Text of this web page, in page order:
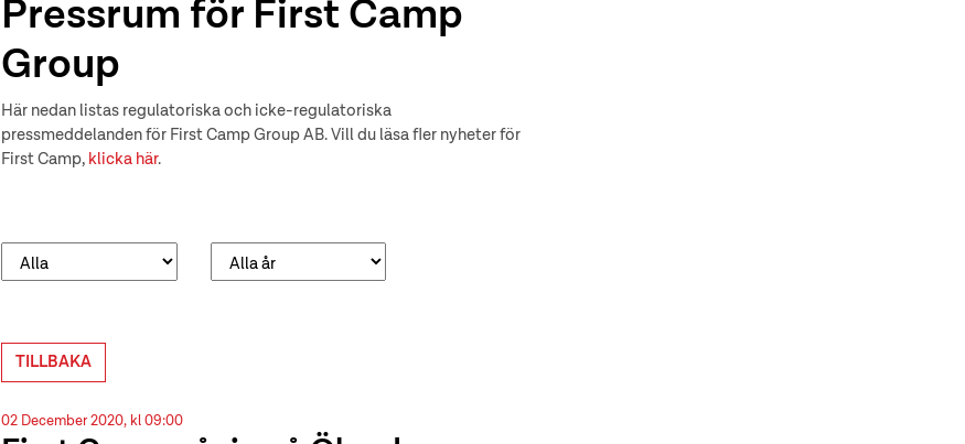
Pressrum för First Camp
Group
Här nedan listas regulatoriska och icke-regulatoriska
pressmeddelanden för First Camp Group AB. Vill du läsa fler nyheter för
First Camp, klicka här.
TILLBAKA
02 December 2020, kl 09:00